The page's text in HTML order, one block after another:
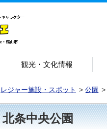
観光・文化情報
レジャー施設・スポット > 公園 >
北条中央公園